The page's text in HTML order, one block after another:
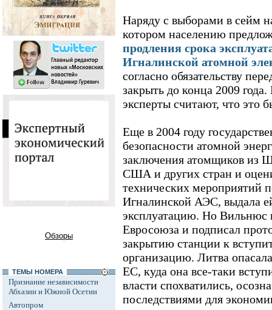
Обзоры
ТЕМЫ НОМЕРА
Признание независимости
Абхазии и Южной Осетии
Автопром
Наряду с выборами в сейм
котором населению
продления срока
Игналинской атомной
согласно обязательству
закрыть до конца 2009
эксперты считают, что это
Еще в 2004 году
безопасности атомной
заключения атомщиков из
США и других стран и
технических мероприятий
Игналинской АЭС, выдала
эксплуатацию. Но Вильнюс
Евросоюза и подписал
закрытию станции к
организацию. Литва
ЕС, куда она все-таки
власти спохватились,
последствиями для